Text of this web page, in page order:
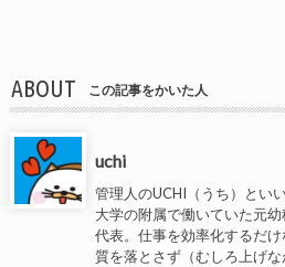
ABOUT この記事をかいた人
uchi
管理人のUCHI（うち）とい
大学の附属で働いていた元
代表。仕事を効率化するだ
質を落とさず（むしろ上げ